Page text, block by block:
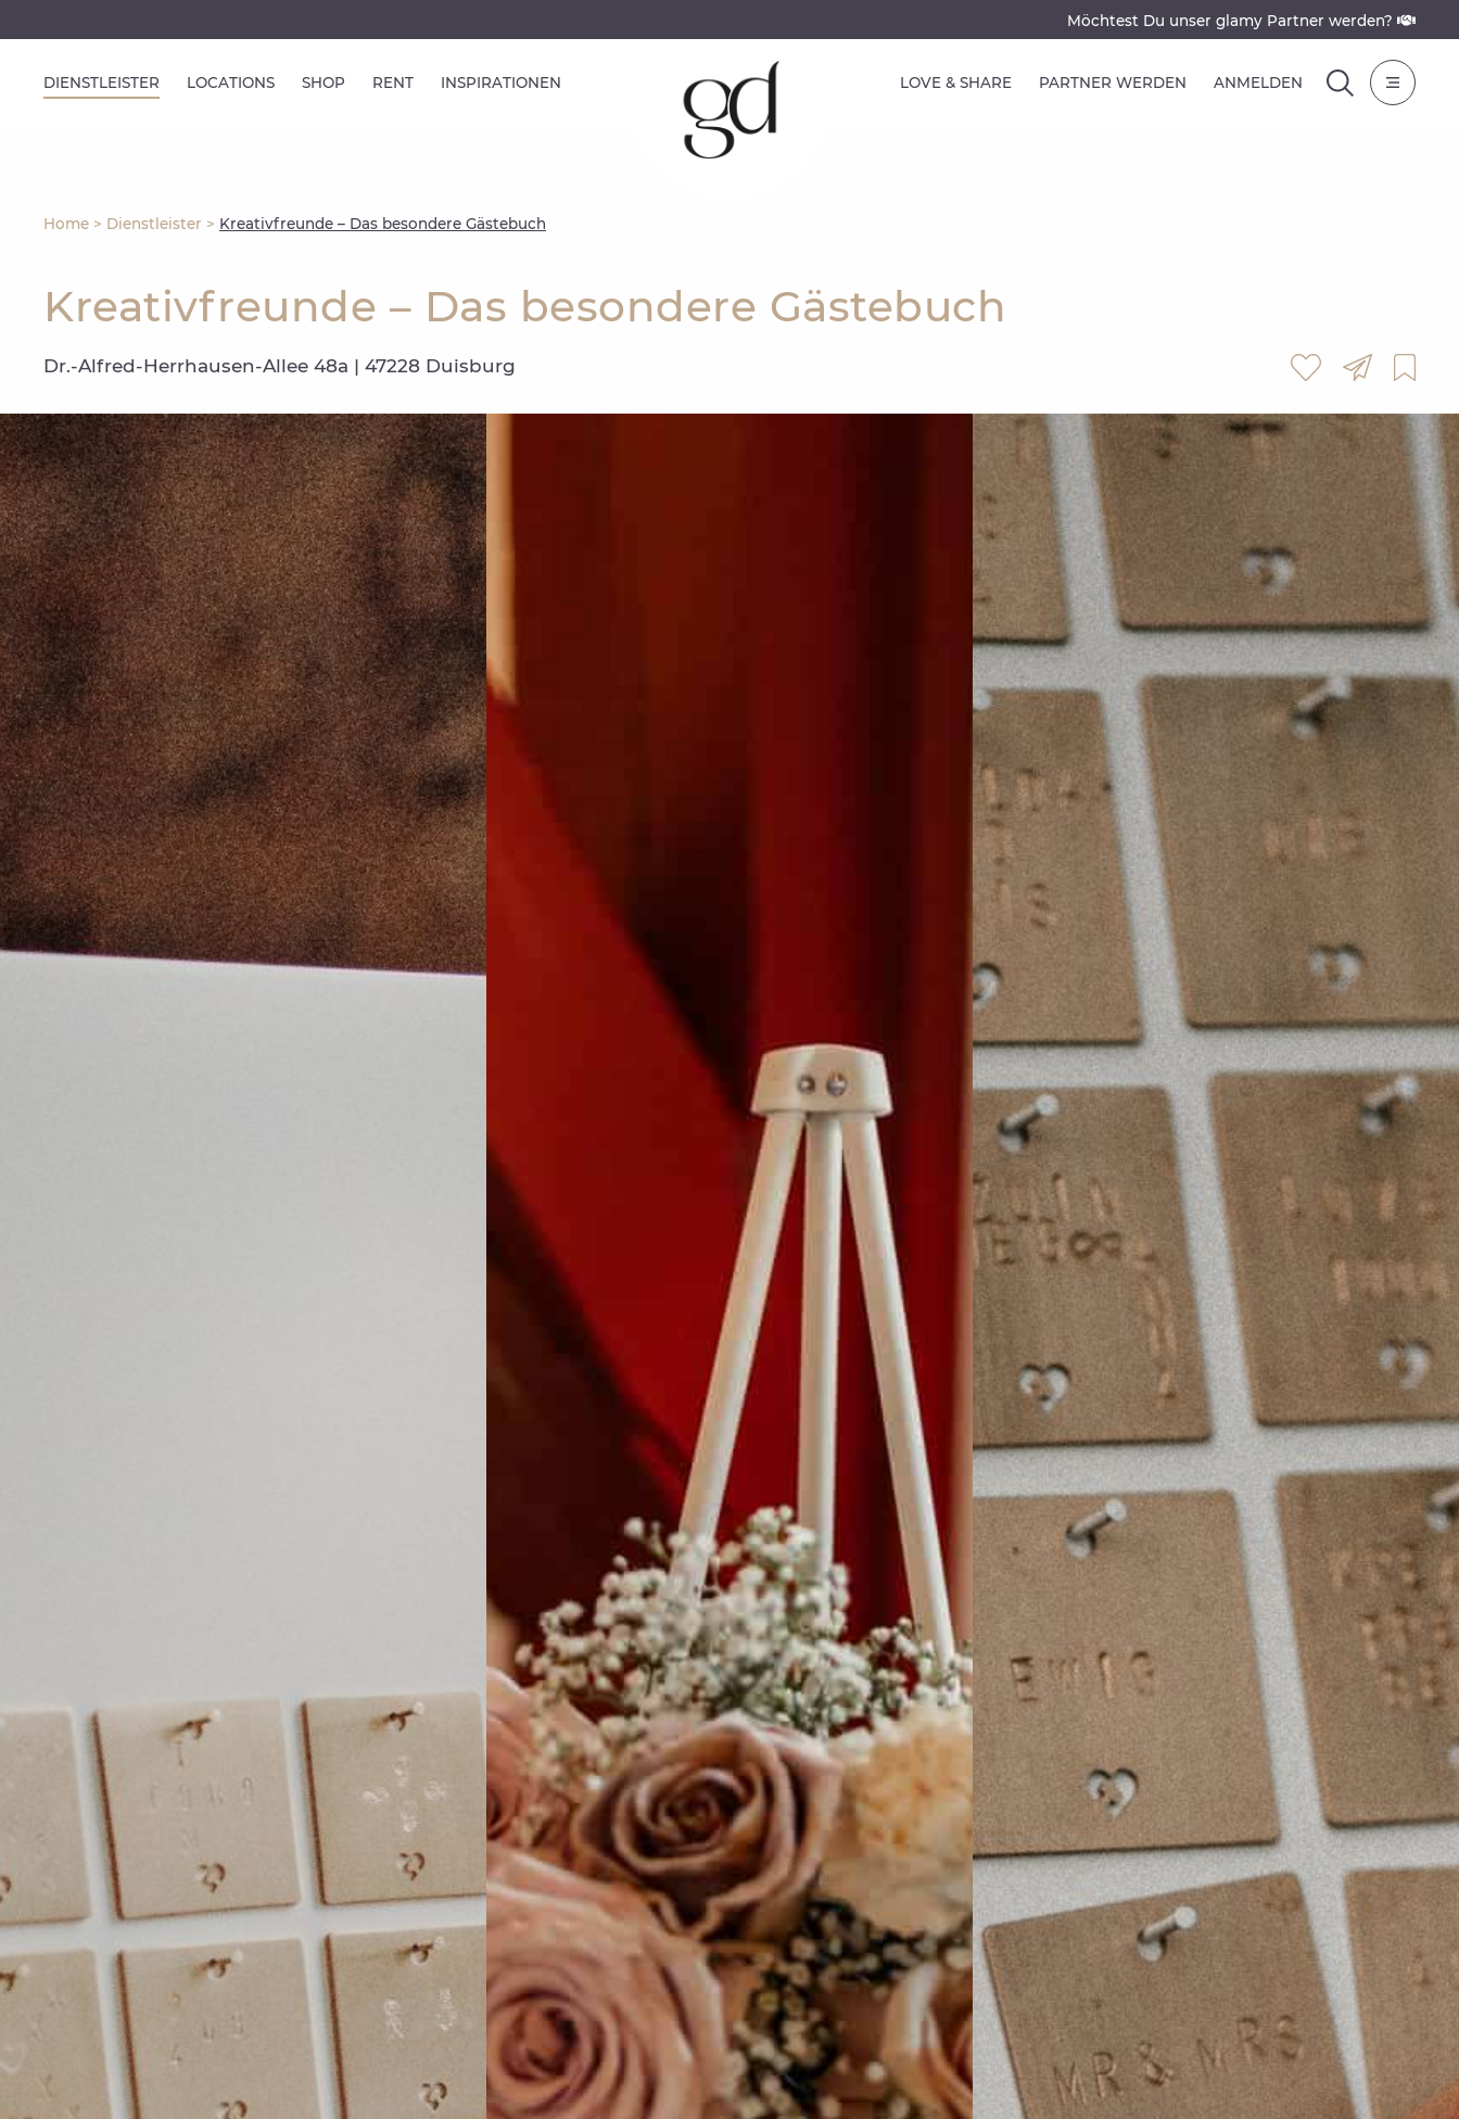
Möchtest Du unser glamy Partner werden?
DIENSTLEISTER LOCATIONS SHOP RENT INSPIRATIONEN LOVE & SHARE PARTNER WERDEN ANMELDEN
Home > Dienstleister > Kreativfreunde – Das besondere Gästebuch
Kreativfreunde – Das besondere Gästebuch
Dr.-Alfred-Herrhausen-Allee 48a | 47228 Duisburg